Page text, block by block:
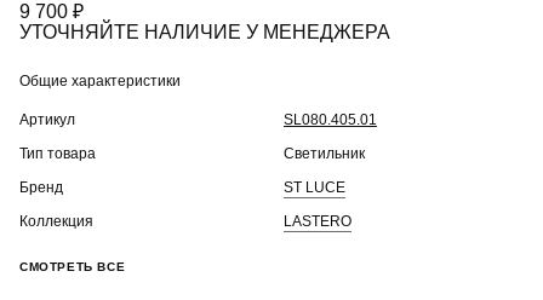
9 700 ₽
УТОЧНЯЙТЕ НАЛИЧИЕ У МЕНЕДЖЕРА
Общие характеристики
Артикул
SL080.405.01
Тип товара
Светильник
Бренд
ST LUCE
Коллекция
LASTERO
СМОТРЕТЬ ВСЕ